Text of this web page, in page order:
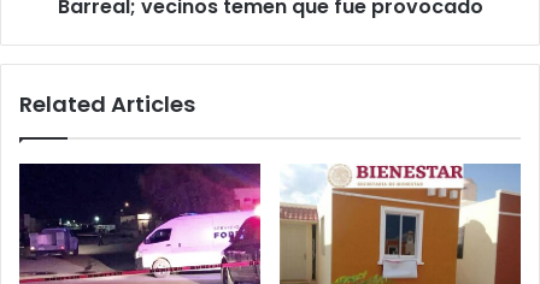
Barreal; vecinos temen que fue provocado
Related Articles